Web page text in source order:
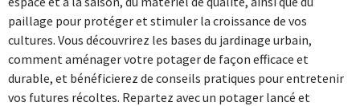
paillage pour protéger et stimuler la croissance de vos
cultures. Vous découvrirez les bases du jardinage urbain,
comment aménager votre potager de façon efficace et
durable, et bénéficierez de conseils pratiques pour entretenir
vos futures récoltes. Repartez avec un potager lancé et